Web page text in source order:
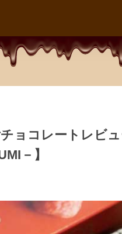
ョコレートレビ
－】